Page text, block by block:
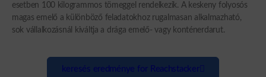
esetben 100 kilogrammos tömeggel rendelkezik. A keskeny folyosós
magas emelő a különböző feladatokhoz rugalmasan alkalmazható,
sok vállalkozásnál kiváltja a drága emelő- vagy konténerdarut.
keresés eredménye for Reachstacker